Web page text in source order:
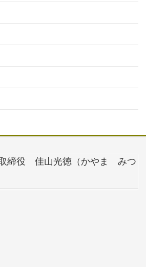
締役 佳山光徳（かやま みつ